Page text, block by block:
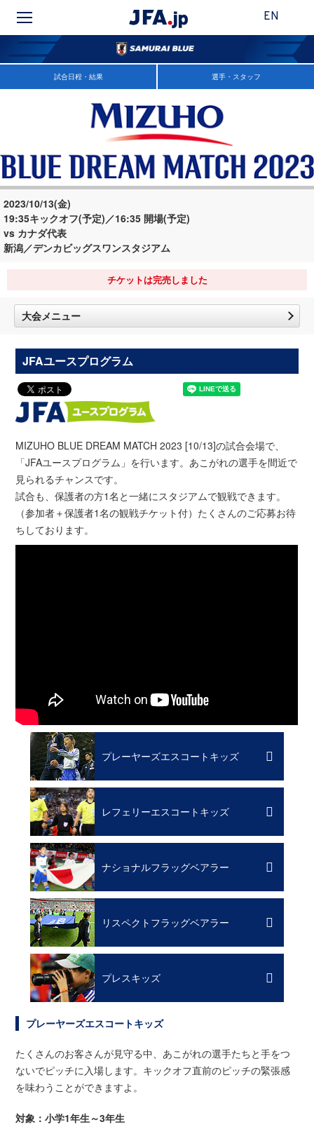
EN
試合日程・結果 選手・スタッフ
2023/10/13(金)
19:35キックオフ(予定)／16:35 開場(予定)
vs カナダ代表
新潟／デンカビッグスワンスタジアム
チケットは完売しました
大会メニュー
JFAユースプログラム
MIZUHO BLUE DREAM MATCH 2023 [10/13]の試合会場で、
「JFAユースプログラム」を行います。あこがれの選手を間近で
見られるチャンスです。
試合も、保護者の方1名と一緒にスタジアムで観戦できます。
（参加者＋保護者1名の観戦チケット付）たくさんのご応募お待
ちしております。
プレーヤーズエスコートキッズ
レフェリーエスコートキッズ
ナショナルフラッグベアラー
リスペクトフラッグベアラー
プレスキッズ
プレーヤーズエスコートキッズ
たくさんのお客さんが見守る中、あこがれの選手たちと手をつ
ないでピッチに入場します。キックオフ直前のピッチの緊張感
を味わうことができますよ。
対象：小学1年生～3年生